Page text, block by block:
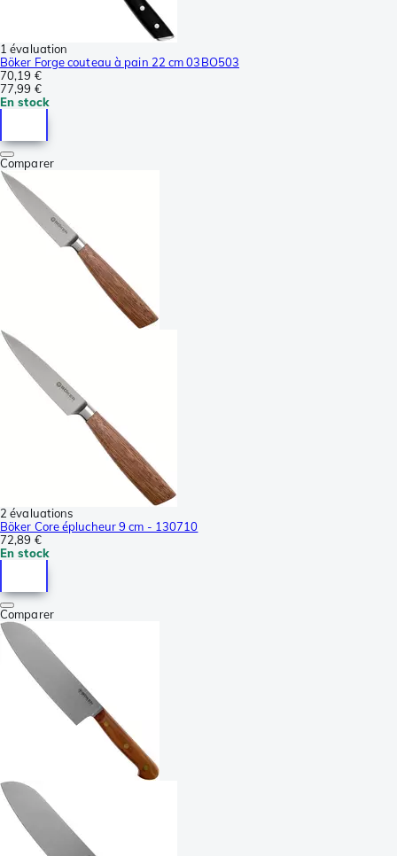
1 évaluation
Böker Forge couteau à pain 22 cm 03BO503
70,19 €
77,99 €
En stock
Comparer
2 évaluations
Böker Core éplucheur 9 cm - 130710
72,89 €
En stock
Comparer